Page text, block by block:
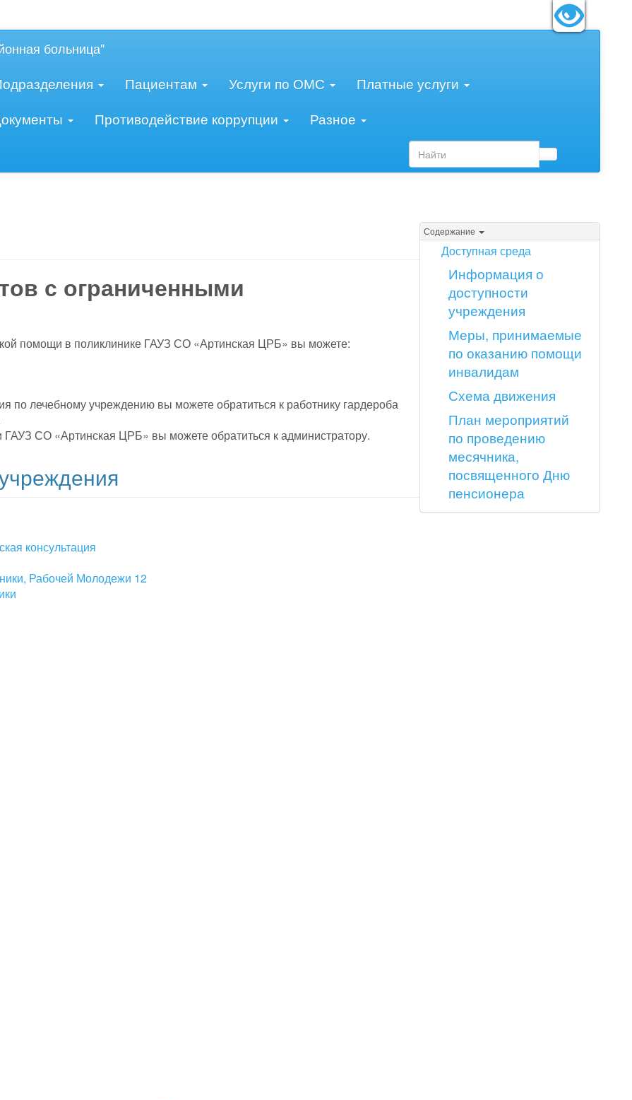
больница"
Пациентам Услуги по ОМС
Платные услуги
Противодействие коррупции Разное
Содержание
Доступная среда
Информация о
доступности
учреждения
Меры, принимаемые
по оказанию помощи
инвалидам
Схема движения
План мероприятий
по проведению
месячника,
посвященного Дню
пенсионера
с ограниченными
помощи в поликлинике ГАУЗ СО «Артинская ЦРБ» вы можете:
по лечебному учреждению вы можете обратиться к работнику гардероба
СО «Артинская ЦРБ» вы можете обратиться к администратору.
консультация
Рабочей Молодежи 12